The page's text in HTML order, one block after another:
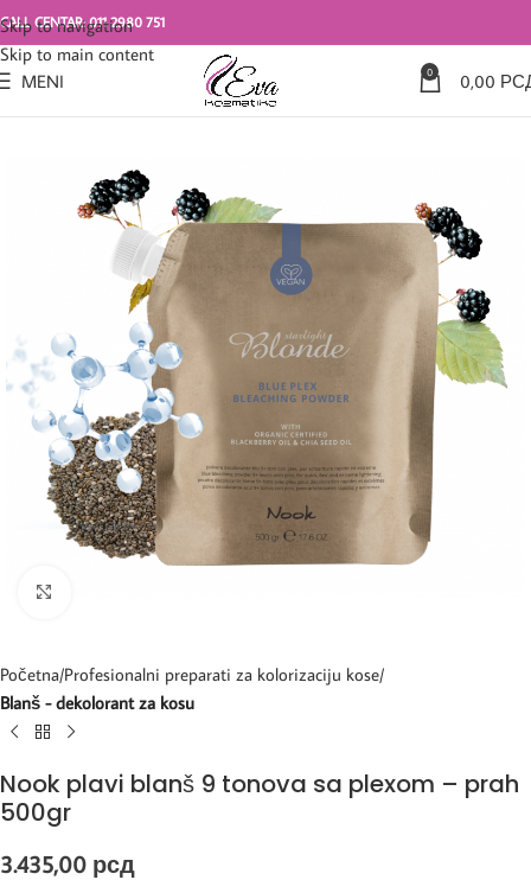
Skip to navigation
Skip to main content
CALL CENTAR: 011 2980 751
MENI 0 0,00
Početna Profesionalni preparati za kolorizaciju kose
Blanš - dekolorant za kosu
Nook plavi blanš 9 tonova sa plexom – prah
500gr
3.435,00 рсд